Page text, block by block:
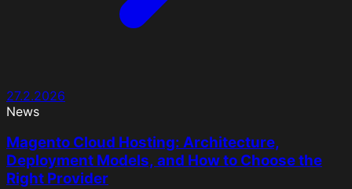
27.2.2026
News
Magento Cloud Hosting: Architecture,
Deployment Models, and How to Choose the
Right Provider